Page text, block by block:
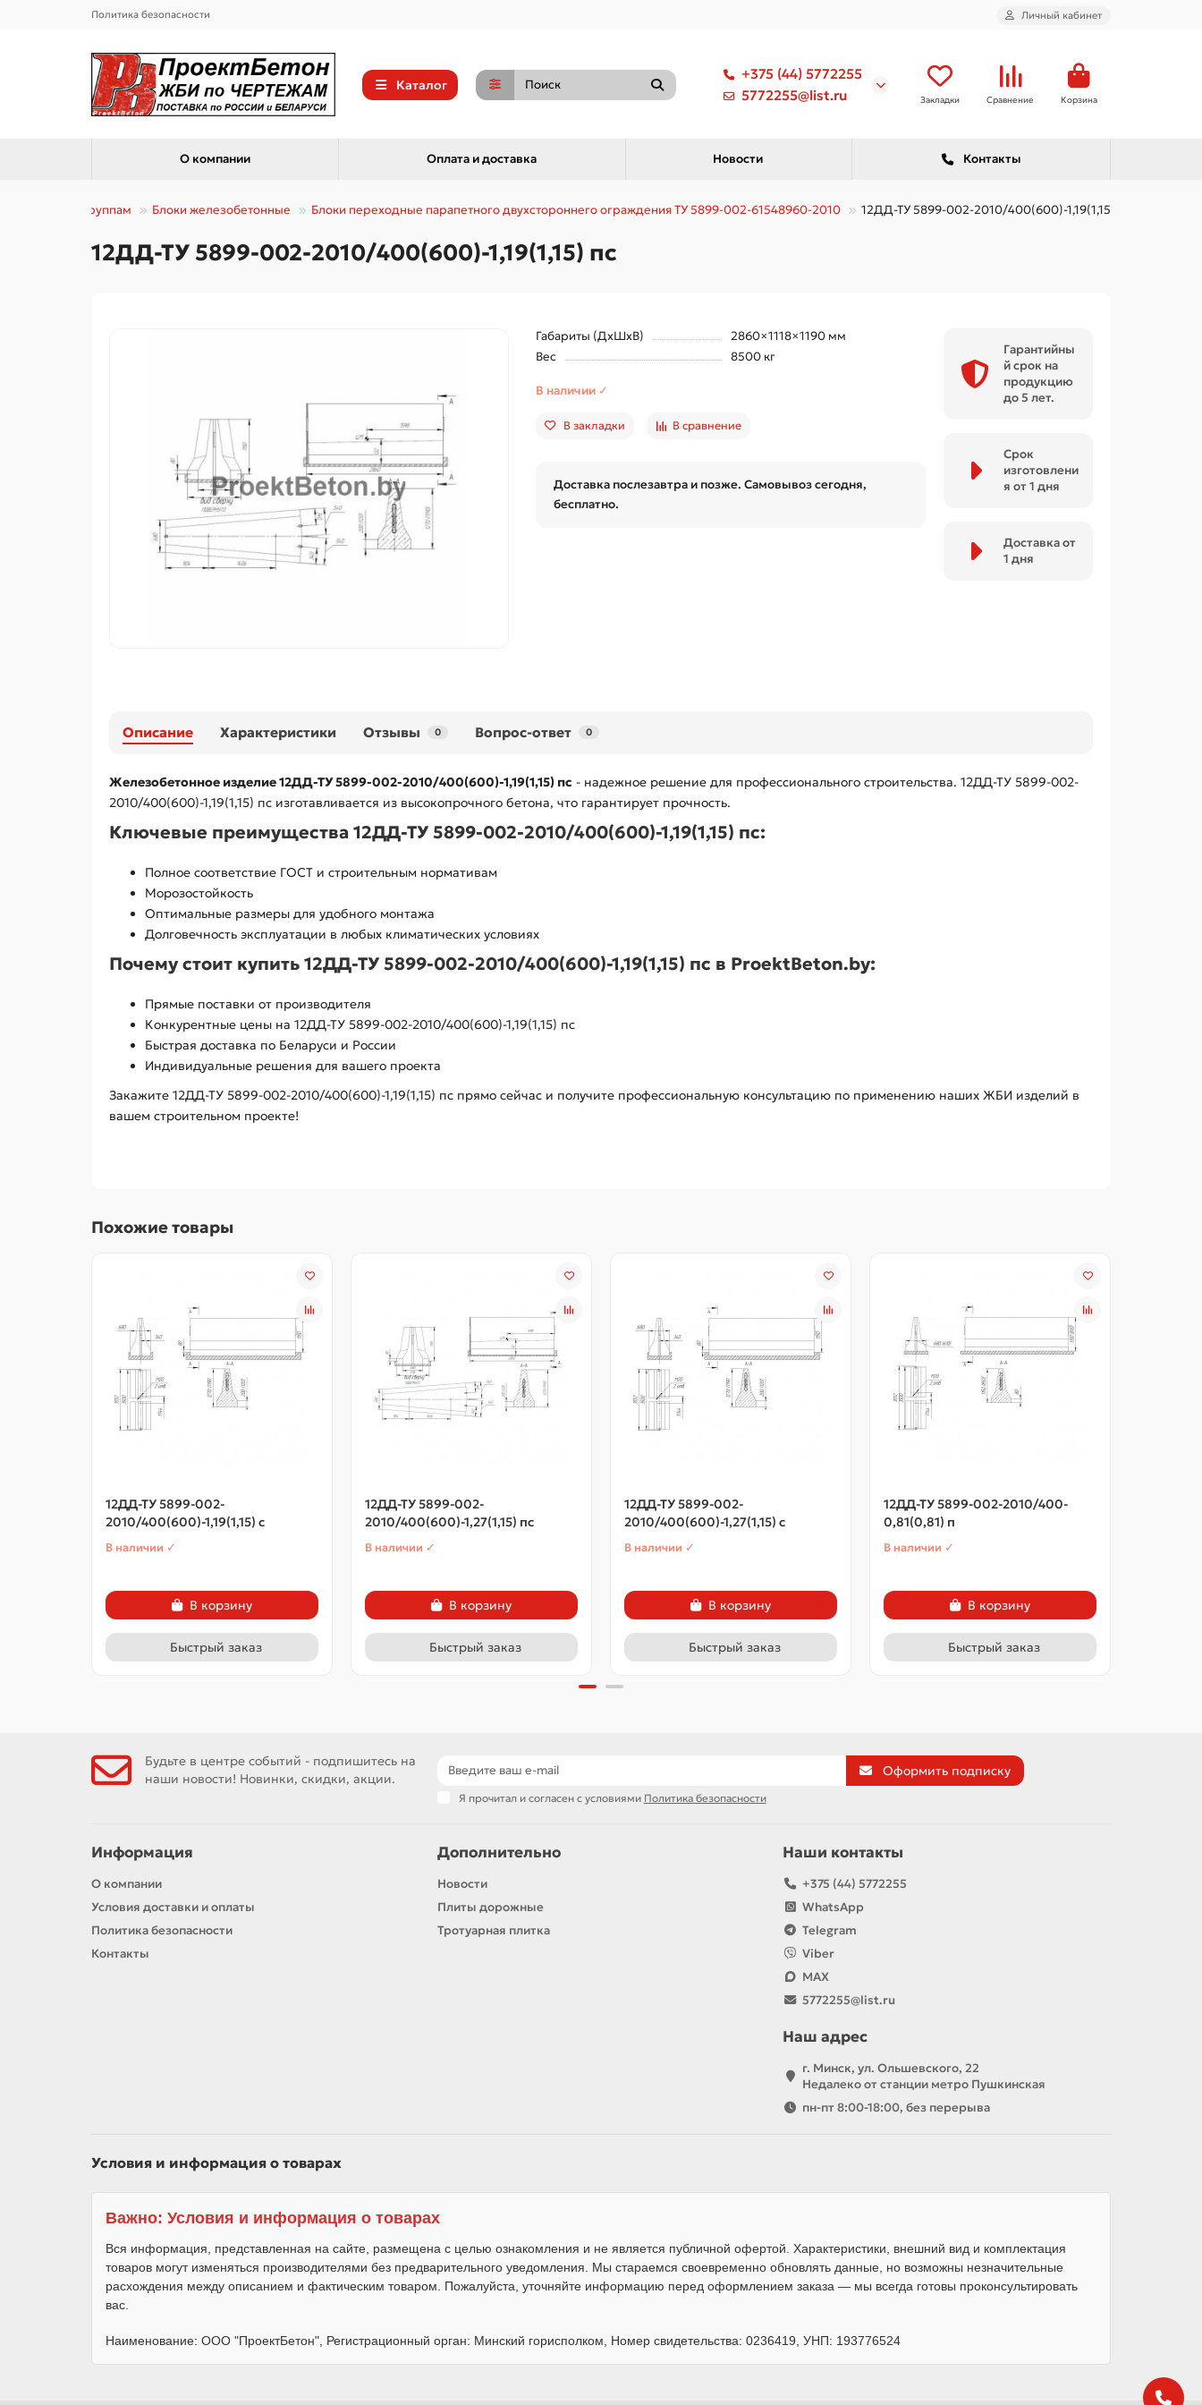
Политика безопасности Личный кабинет
Каталог
+375 (44) 5772255
5772255@list.ru
Закладки Сравнение Корзина
О компании Оплата и доставка Новости Контакты
Каталог по группам Блоки железобетонные Блоки переходные парапетного двухстороннего ограждения ТУ 5899-002-61548960-2010 12ДД-ТУ 5899-002-2010/400(600)-1,19(1,15) пс
12ДД-ТУ 5899-002-2010/400(600)-1,19(1,15) пс
Габариты (ДхШхВ)
2860×1118×1190 мм
Вес
8500 кг
В наличии ✓
В закладки В сравнение
Доставка послезавтра и позже. Самовывоз сегодня,
бесплатно.
Гарантийны
й срок на
продукцию
до 5 лет.
Срок
изготовлени
я от 1 дня
Доставка от
1 дня
Описание Характеристики Отзывы 0 Вопрос-ответ 0
Железобетонное изделие 12ДД-ТУ 5899-002-2010/400(600)-1,19(1,15) пс - надежное решение для профессионального строительства. 12ДД-ТУ 5899-002-
2010/400(600)-1,19(1,15) пс изготавливается из высокопрочного бетона, что гарантирует прочность.
Ключевые преимущества 12ДД-ТУ 5899-002-2010/400(600)-1,19(1,15) пс:
Полное соответствие ГОСТ и строительным нормативам
Морозостойкость
Оптимальные размеры для удобного монтажа
Долговечность эксплуатации в любых климатических условиях
Почему стоит купить 12ДД-ТУ 5899-002-2010/400(600)-1,19(1,15) пс в ProektBeton.by:
Прямые поставки от производителя
Конкурентные цены на 12ДД-ТУ 5899-002-2010/400(600)-1,19(1,15) пс
Быстрая доставка по Беларуси и России
Индивидуальные решения для вашего проекта
Закажите 12ДД-ТУ 5899-002-2010/400(600)-1,19(1,15) пс прямо сейчас и получите профессиональную консультацию по применению наших ЖБИ изделий в
вашем строительном проекте!
Похожие товары
12ДД-ТУ 5899-002-
2010/400(600)-1,19(1,15) с
В наличии ✓
В корзину
Быстрый заказ
12ДД-ТУ 5899-002-
2010/400(600)-1,27(1,15) пс
В наличии ✓
В корзину
Быстрый заказ
12ДД-ТУ 5899-002-
2010/400(600)-1,27(1,15) с
В наличии ✓
В корзину
Быстрый заказ
12ДД-ТУ 5899-002-2010/400-
0,81(0,81) п
В наличии ✓
В корзину
Быстрый заказ
Будьте в центре событий - подпишитесь на
наши новости! Новинки, скидки, акции.
Оформить подписку
Я прочитал и согласен с условиями Политика безопасности
Информация
О компании
Условия доставки и оплаты
Политика безопасности
Контакты
Дополнительно
Новости
Плиты дорожные
Тротуарная плитка
Наши контакты
+375 (44) 5772255
WhatsApp
Telegram
Viber
MAX
5772255@list.ru
Наш адрес
г. Минск, ул. Ольшевского, 22
Недалеко от станции метро Пушкинская
пн-пт 8:00-18:00, без перерыва
Условия и информация о товарах
Важно: Условия и информация о товарах
Вся информация, представленная на сайте, размещена с целью ознакомления и не является публичной офертой. Характеристики, внешний вид и комплектация
товаров могут изменяться производителями без предварительного уведомления. Мы стараемся своевременно обновлять данные, но возможны незначительные
расхождения между описанием и фактическим товаром. Пожалуйста, уточняйте информацию перед оформлением заказа — мы всегда готовы проконсультировать
вас.
Наименование: ООО "ПроектБетон", Регистрационный орган: Минский горисполком, Номер свидетельства: 0236419, УНП: 193776524